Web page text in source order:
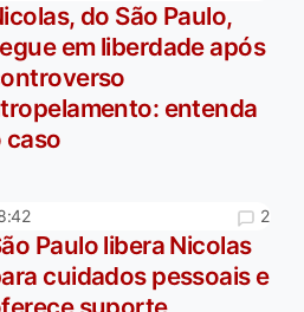
do São Paulo,
em liberdade após
entenda
caso
2
Paulo libera Nicolas
cuidados pessoais e
suporte